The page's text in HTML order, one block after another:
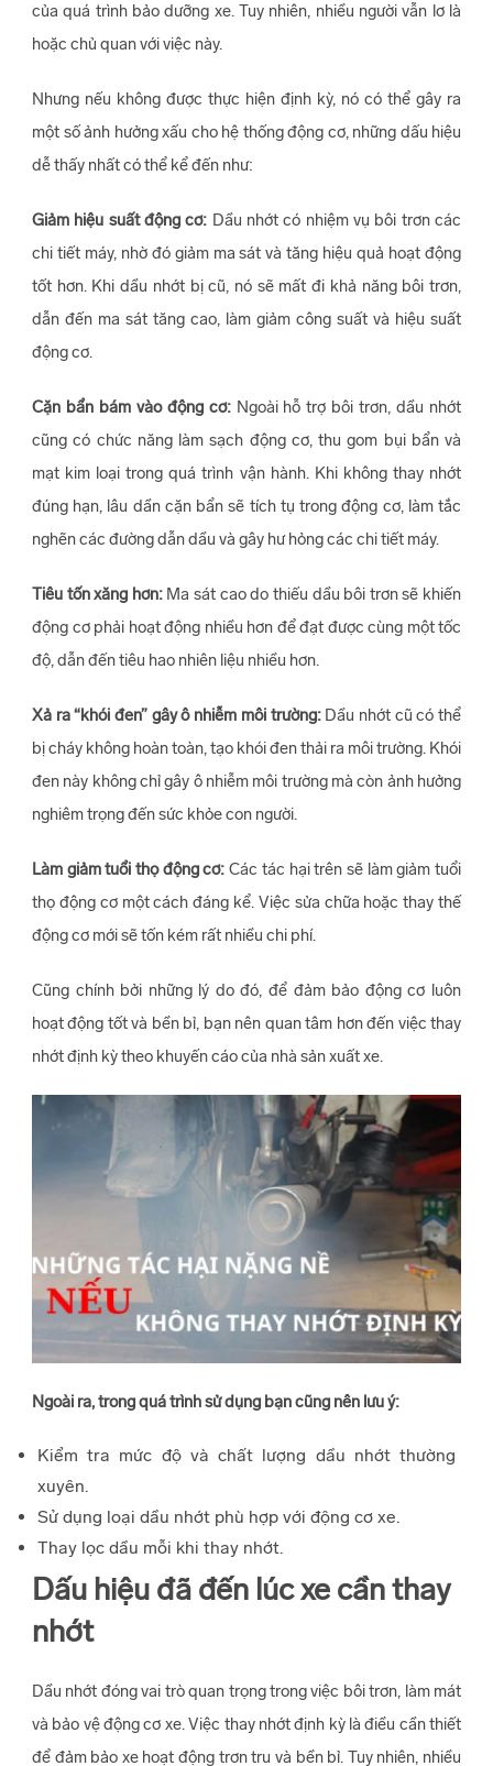
của quá trình bảo dưỡng xe. Tuy nhiên, nhiều người vẫn lơ là
hoặc chủ quan với việc này.
Nhưng nếu không được thực hiện định kỳ, nó có thể gây ra
một số ảnh hưởng xấu cho hệ thống động cơ, những dấu hiệu
dễ thấy nhất có thể kể đến như:
Giảm hiệu suất động cơ: Dầu nhớt có nhiệm vụ bôi trơn các
chi tiết máy, nhờ đó giảm ma sát và tăng hiệu quả hoạt động
tốt hơn. Khi dầu nhớt bị cũ, nó sẽ mất đi khả năng bôi trơn,
dẫn đến ma sát tăng cao, làm giảm công suất và hiệu suất
động cơ.
Cặn bẩn bám vào động cơ:Ngoài hỗ trợ bôi trơn, dầu nhớt
cũng có chức năng làm sạch động cơ, thu gom bụi bẩn và
mạt kim loại trong quá trình vận hành. Khi không thay nhớt
đúng hạn, lâu dần cặn bẩn sẽ tích tụ trong động cơ, làm tắc
nghẽn các đường dẫn dầu và gây hư hỏng các chi tiết máy.
Tiêu tốn xăng hơn:Ma sát cao do thiếu dầu bôi trơn sẽ khiến
động cơ phải hoạt động nhiều hơn để đạt được cùng một tốc
độ, dẫn đến tiêu hao nhiên liệu nhiều hơn.
Xả ra “khói đen” gây ô nhiễm môi trường:Dầu nhớt cũ có thể
bị cháy không hoàn toàn, tạo khói đen thải ra môi trường. Khói
đen này không chỉ gây ô nhiễm môi trường mà còn ảnh hưởng
nghiêm trọng đến sức khỏe con người.
Làm giảm tuổi thọ động cơ: Các tác hại trên sẽ làm giảm tuổi
thọ động cơ một cách đáng kể. Việc sửa chữa hoặc thay thế
động cơ mới sẽ tốn kém rất nhiều chi phí.
Cũng chính bởi những lý do đó, để đảm bảo động cơ luôn
hoạt động tốt và bền bỉ, bạn nên quan tâm hơn đến việc thay
nhớt định kỳ theo khuyến cáo của nhà sản xuất xe.
Ngoài ra, trong quá trình sử dụng bạn cũng nên lưu ý:
Kiểm tra mức độ và chất lượng dầu nhớt thường
xuyên.
Sử dụng loại dầu nhớt phù hợp với động cơ xe.
Thay lọc dầu mỗi khi thay nhớt.
Dấu hiệu đã đến lúc xe cần thay
nhớt
Dầu nhớt đóng vai trò quan trọng trong việc bôi trơn, làm mát
và bảo vệ động cơ xe. Việc thay nhớt định kỳ là điều cần thiết
để đảm bảo xe hoạt động trơn tru và bền bỉ. Tuy nhiên, nhiều